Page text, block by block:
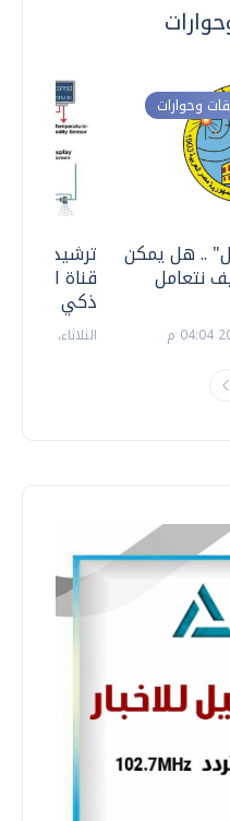
ترشيدا
قناة
ذكي
الثلاثاء، 14 يوليو 2026 06:11 م
وحوارات
.. هل يمكن
نتعامل